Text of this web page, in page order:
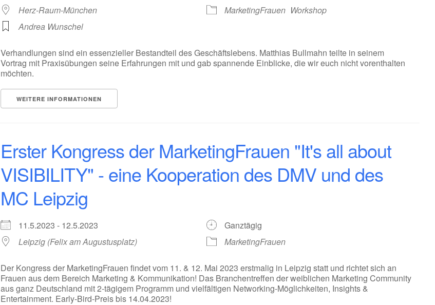
Herz-Raum-München
MarketingFrauen Workshop
Andrea Wunschel
Verhandlungen sind ein essenzieller Bestandteil des Geschäftslebens. Matthias Bullmahn teilte in seinem
Vortrag mit Praxisübungen seine Erfahrungen mit und gab spannende Einblicke, die wir euch nicht vorenthalten
möchten.
WEITERE INFORMATIONEN
Erster Kongress der MarketingFrauen "It's all about
VISIBILITY" - eine Kooperation des DMV und des
MC Leipzig
11.5.2023 - 12.5.2023
Ganztägig
Leipzig (Felix am Augustusplatz)
MarketingFrauen
Der Kongress der MarketingFrauen findet vom 11. & 12. Mai 2023 erstmalig in Leipzig statt und richtet sich an
Frauen aus dem Bereich Marketing & Kommunikation! Das Branchentreffen der weiblichen Marketing Community
aus ganz Deutschland mit 2-tägigem Programm und vielfältigen Networking-Möglichkeiten, Insights &
Entertainment. Early-Bird-Preis bis 14.04.2023!